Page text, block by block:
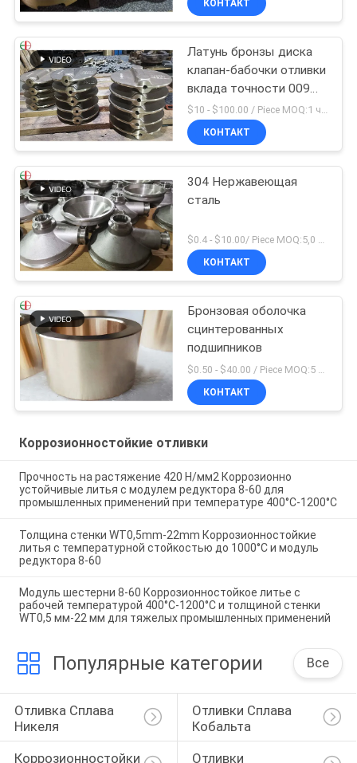
КОНТАКТ
Латунь бронзы диска
клапан-бабочки отливки
вклада точности 009
АСТМ Б61 Б62
$10 - $100.00 / Piece MOQ:1 часть
КОНТАКТ
304 Нержавеющая
сталь
$0.4 - $10.00/ Piece MOQ:5,0 килограмма
КОНТАКТ
Бронзовая оболочка
сцинтерованных
подшипников
КОНТАКТ
Коррозионностойкие отливки
Прочность на растяжение 420 Н/мм2 Коррозионно
устойчивые литья с модулем редуктора 8-60 для
промышленных применений при температуре 400°C-1200°C
Толщина стенки WT0,5mm-22mm Коррозионностойкие
литья с температурной стойкостью до 1000°C и модуль
редуктора 8-60
Модуль шестерни 8-60 Коррозионностойкое литье с
рабочей температурой 400°C-1200°C и толщиной стенки
WT0,5 мм-22 мм для тяжелых промышленных применений
Популярные категории Все
Отливка Сплава
Никеля
Отливки Сплава
Кобальта
Коррозионностойкие
Отливки